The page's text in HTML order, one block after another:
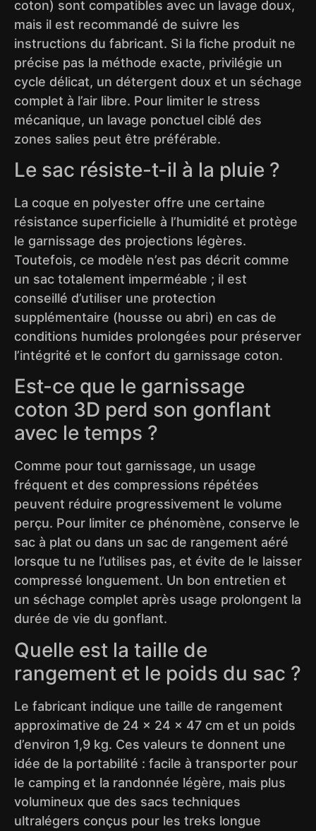
coton) sont compatibles avec un lavage doux,
mais il est recommandé de suivre les
instructions du fabricant. Si la fiche produit ne
précise pas la méthode exacte, privilégie un
cycle délicat, un détergent doux et un séchage
complet à l’air libre. Pour limiter le stress
mécanique, un lavage ponctuel ciblé des
zones salies peut être préférable.
Le sac résiste-t-il à la pluie ?
La coque en polyester offre une certaine
résistance superficielle à l’humidité et protège
le garnissage des projections légères.
Toutefois, ce modèle n’est pas décrit comme
un sac totalement imperméable ; il est
conseillé d’utiliser une protection
supplémentaire (housse ou abri) en cas de
conditions humides prolongées pour préserver
l’intégrité et le confort du garnissage coton.
Est-ce que le garnissage
coton 3D perd son gonflant
avec le temps ?
Comme pour tout garnissage, un usage
fréquent et des compressions répétées
peuvent réduire progressivement le volume
perçu. Pour limiter ce phénomène, conserve le
sac à plat ou dans un sac de rangement aéré
lorsque tu ne l’utilises pas, et évite de le laisser
compressé longuement. Un bon entretien et
un séchage complet après usage prolongent la
durée de vie du gonflant.
Quelle est la taille de
rangement et le poids du sac ?
Le fabricant indique une taille de rangement
approximative de 24 x 24 x 47 cm et un poids
d’environ 1,9 kg. Ces valeurs te donnent une
idée de la portabilité : facile à transporter pour
le camping et la randonnée légère, mais plus
volumineux que des sacs techniques
ultralégers conçus pour les treks longue